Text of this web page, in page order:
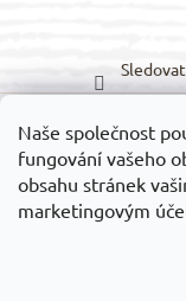
Naše společnost
fungování vašeho
obsahu stránek
marketingovým
Možnosti